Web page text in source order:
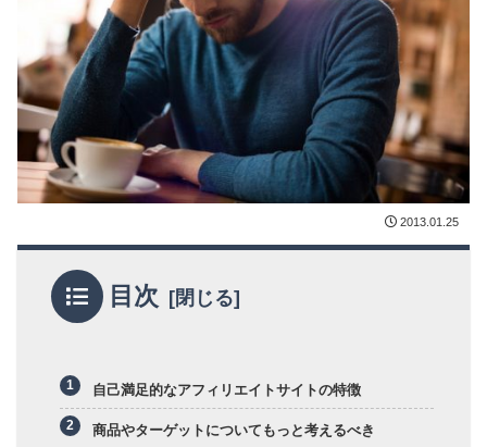
2013.01.25
目次
自己満足的なアフィリエイトサイトの特徴
商品やターゲットについてもっと考えるべき